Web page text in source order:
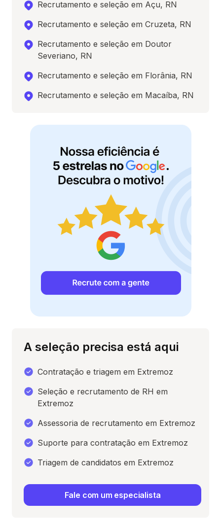
Recrutamento e seleção em Açu, RN
Recrutamento e seleção em Cruzeta, RN
Recrutamento e seleção em Doutor
Severiano, RN
Recrutamento e seleção em Florânia, RN
Recrutamento e seleção em Macaíba, RN
A seleção precisa está aqui
Contratação e triagem em Extremoz
Seleção e recrutamento de RH em
Extremoz
Assessoria de recrutamento em Extremoz
Suporte para contratação em Extremoz
Triagem de candidatos em Extremoz
Fale com um especialista